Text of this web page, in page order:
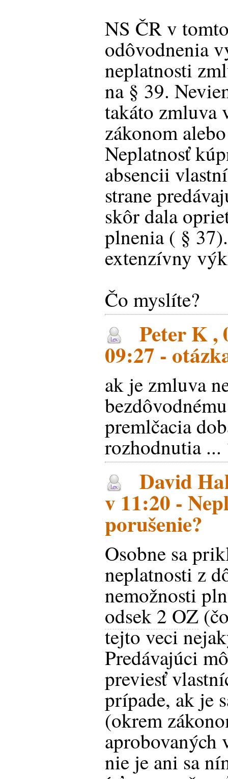
NS ČR v
odôvodnenia
neplatnosti
na § 39.
takáto zmluva
zákonom
Neplatnosť
absencii
strane
skôr dala
plnenia ( §
extenzívny
Čo myslíte?
Peter K ,
09:27 -
ak je zmluva
premlčacia
rozhodnutia ...
David
v 11:20 -
porušenie?
Osobne sa
neplatnosti z
nemožnosti
odsek 2 OZ
tejto veci
Predávajúci
previesť
prípade, ak je
(okrem
nie je ani sa